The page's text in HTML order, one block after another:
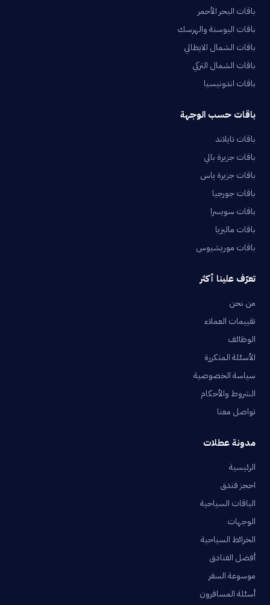
باقات البحر الأحمر
باقات البوسنة والهرسك
باقات الشمال الايطالي
باقات الشمال التركي
باقات اندونيسيا
باقات حسب الوجهة
باقات تايلاند
باقات جزيرة بالي
باقات جزيرة ياس
باقات جورجيا
باقات سويسرا
باقات ماليزيا
باقات موريشيوس
تعرّف علينا أكثر
من نحن
تقييمات العملاء
الوظائف
الأسئلة المتكررة
سياسة الخصوصية
الشروط والأحكام
تواصل معنا
مدونة عطلات
الرئيسية
احجز فندق
الباقات السياحية
الوجهات
الخرائط السياحية
أفضل الفنادق
موسوعة السفر
أسئلة المسافرون